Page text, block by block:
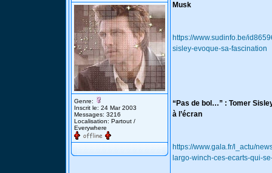
Genre:
Inscrit le: 24 Mar 2003
Messages: 3216
Localisation: Partout /
Everywhere
Musk
https://www.sudinfo.be/
sisley-evoque-sa-fascination
“Pas de bol…” : Tomer
à l’écran
https://www.gala.fr/l_actu/
largo-winch-ces-ecarts-qui-